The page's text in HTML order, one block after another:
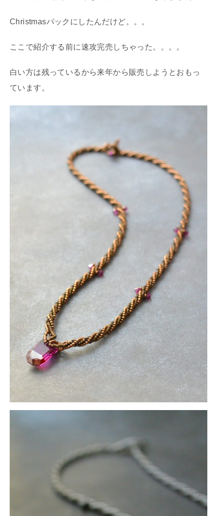
Christmasパックにしたんだけど。。。
ここで紹介する前に速攻完売しちゃった。。。。
白い方は残っているから来年から販売しようとおもっ
ています。